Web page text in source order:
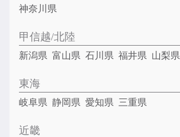
神奈川県
甲信越/北陸
新潟県 富山県 石川県 福井県 山梨県
東海
岐阜県 静岡県 愛知県 三重県
近畿